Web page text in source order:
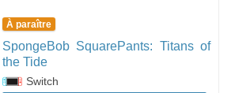
À paraître
SpongeBob SquarePants: Titans of
the Tide
Switch